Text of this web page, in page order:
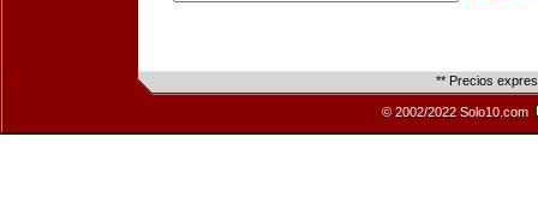
** Precios
© 2002/2022 Solo10.com